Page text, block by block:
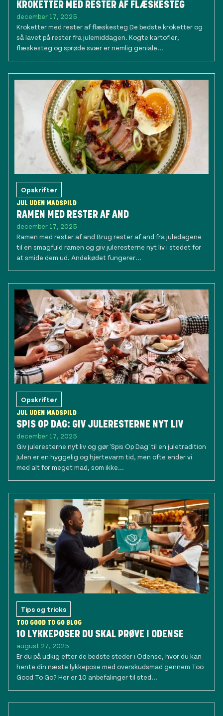
KROKETTER MED RESTER AF FLÆSKESTEG
december 17, 2025
Kroketter med rester af flæskesteg De bedste kroketter og
så lavet på rester fra julemiddagen. Kogte kartofler,
flæskesteg og sprøde svær er nemlig geniale...
Opskrifter
JUL UDEN MADSPILD
RAMEN MED RESTER AF AND
december 17, 2025
Ramen med rester af and Brug rester af and fra juledagene
til en smagfuld ramen og giv juleresterne nyt liv i stedet for
at smide dem ud. Andekødet fungerer...
Opskrifter
JUL UDEN MADSPILD
SPIS OP DAG: GIV JULERESTERNE NYT LIV
december 17, 2025
Giv juleresterne nyt liv og gør 'Spis Op Dag' til en juletradition
Julen er en hyggelig og hjertevarm tid, men ofte ender vi
med alt for meget mad, som ikke...
Tips og tricks
TOO GOOD TO GO BLOG
10 LYKKEPOSER DU SKAL PRØVE I ODENSE
august 27, 2025
Er du på udkig efter de bedste steder i Odense, hvor du kan
hente din næste lykkepose med overskudsmad gennem Too
Good To Go? Her er 10 anbefalinger til sted...